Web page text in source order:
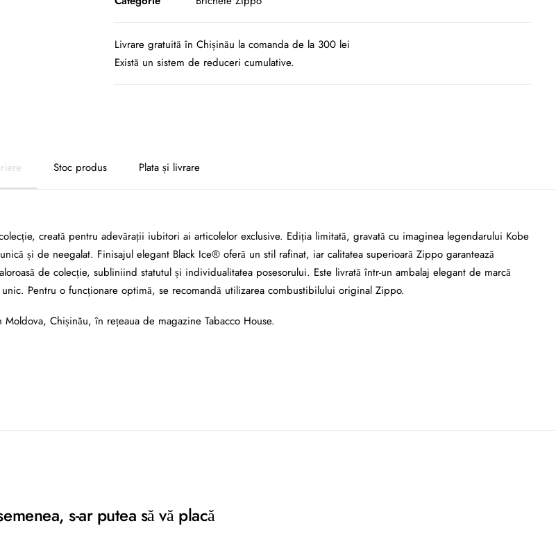
Livrare gratuită în Chișinău la comanda de la 300 lei
Există un sistem de reduceri cumulative.
Stoc produs Plata și livrare
creată pentru adevărații iubitori ai articolelor exclusive. Ediția limitată, gravată cu imaginea legendarului Kobe
și de neegalat. Finisajul elegant Black Ice® oferă un stil rafinat, iar calitatea superioară Zippo garantează
de colecție, subliniind statutul și individualitatea posesorului. Este livrată într-un ambalaj elegant de marcă
Pentru o funcționare optimă, se recomandă utilizarea combustibilului original Zippo.
Chișinău, în rețeaua de magazine Tabacco House.
s-ar putea să vă placă